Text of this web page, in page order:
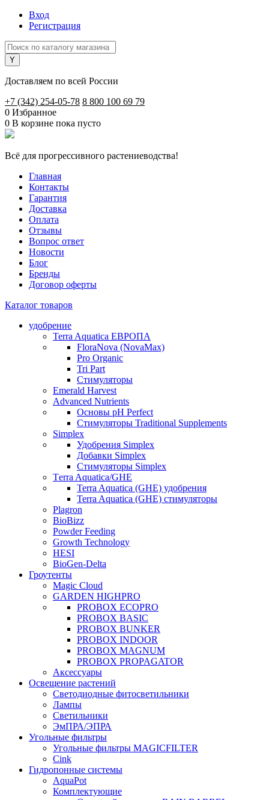
Вход
Регистрация
Доставляем по всей России
+7 (342) 254-05-78 8 800 100 69 79
0 Избранное
0 В корзине пока пусто
Всё для прогрессивного растениеводства!
Главная
Контакты
Гарантия
Доставка
Оплата
Отзывы
Вопрос ответ
Новости
Блог
Бренды
Договор оферты
Каталог товаров
удобрение
Terra Aquatica ЕВРОПА
FloraNova (NovaMax)
Pro Organic
Tri Part
Стимуляторы
Emerald Harvest
Advanced Nutrients
Основы pH Perfect
Стимуляторы Traditional Supplements
Simplex
Удобрения Simplex
Добавки Simplex
Стимуляторы Simplex
Тerra Aquatica/GHE
Terra Aquatica (GHE) удобрения
Terra Aquatica (GHE) стимуляторы
Plagron
BioBizz
Powder Feeding
Growth Technology
HESI
BioGen-Delta
Гроутенты
Magic Cloud
GARDEN HIGHPRO
PROBOX ECOPRO
PROBOX BASIC
PROBOX BUNKER
PROBOX INDOOR
PROBOX MAGNUM
PROBOX PROPAGATOR
Аксессуары
Освещение растений
Светодиодные фитосветильники
Лампы
Светильники
ЭмПРА/ЭПРА
Угольные фильтры
Угольные фильтры MAGICFILTER
Cink
Гидропонные системы
AquaPot
Комплектующие